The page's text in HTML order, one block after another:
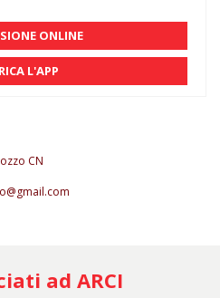
ONLINE
L'APP
CN
ad ARCI